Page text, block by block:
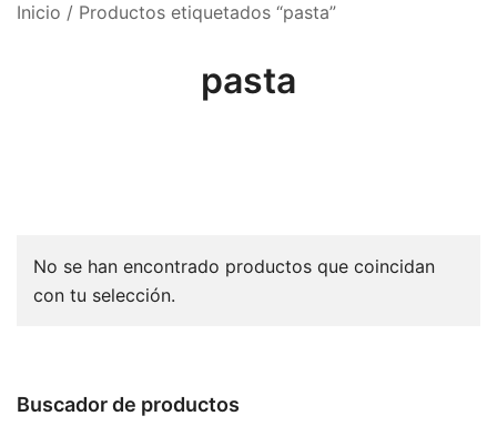
Inicio / Productos etiquetados “pasta”
pasta
No se han encontrado productos que coincidan
con tu selección.
Buscador de productos